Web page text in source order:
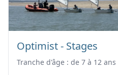
Optimist - Stages
Tranche d'âge : de 7 à 12 ans